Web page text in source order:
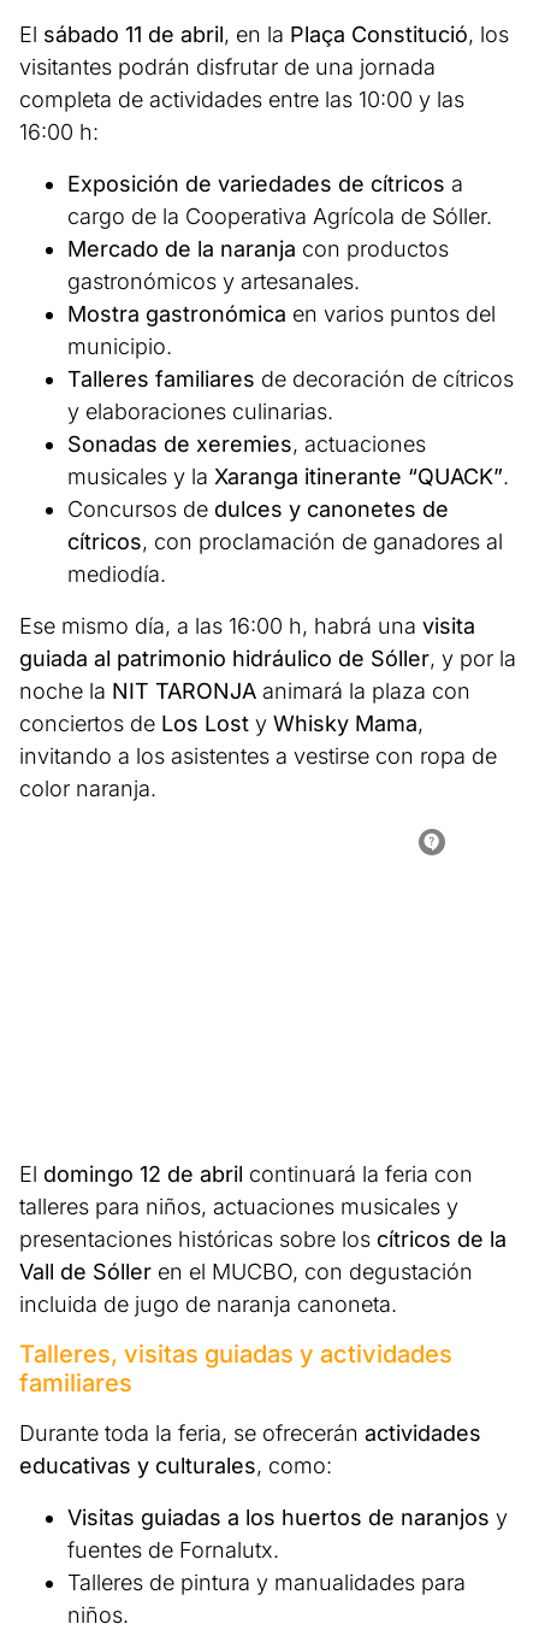
El sábado 11 de abril, en la Plaça Constitució, los
visitantes podrán disfrutar de una jornada
completa de actividades entre las 10:00 y las
16:00 h:
Exposición de variedades de cítricos a
cargo de la Cooperativa Agrícola de Sóller.
Mercado de la naranja con productos
gastronómicos y artesanales.
Mostra gastronómica en varios puntos del
municipio.
Talleres familiares de decoración de cítricos
y elaboraciones culinarias.
Sonadas de xeremies, actuaciones
musicales y la Xaranga itinerante “QUACK”.
Concursos de dulces y canonetes de
cítricos, con proclamación de ganadores al
mediodía.
Ese mismo día, a las 16:00 h, habrá una visita
guiada al patrimonio hidráulico de Sóller, y por la
noche la NIT TARONJA animará la plaza con
conciertos de Los Lost y Whisky Mama,
invitando a los asistentes a vestirse con ropa de
color naranja.
El domingo 12 de abril continuará la feria con
talleres para niños, actuaciones musicales y
presentaciones históricas sobre los cítricos de la
Vall de Sóller en el MUCBO, con degustación
incluida de jugo de naranja canoneta.
Talleres, visitas guiadas y actividades
familiares
Durante toda la feria, se ofrecerán actividades
educativas y culturales, como:
Visitas guiadas a los huertos de naranjos y
fuentes de Fornalutx.
Talleres de pintura y manualidades para
niños.